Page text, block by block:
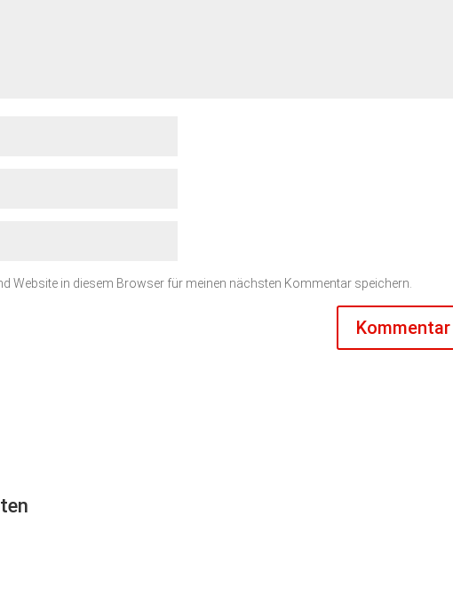
Website in diesem Browser für meinen nächsten Kommentar speichern.